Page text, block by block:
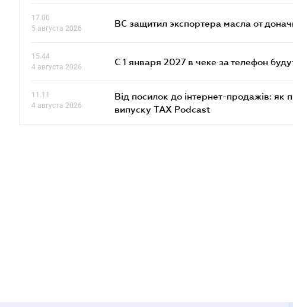
17.00
5 августа 2026
ВС защитил экспортера масла от
15.44
4 августа 2026
С 1 января 2027 в чеке за телефон
11.11
4 августа 2026
Від посилок до інтернет-продажів:
випуску TAX Podcast